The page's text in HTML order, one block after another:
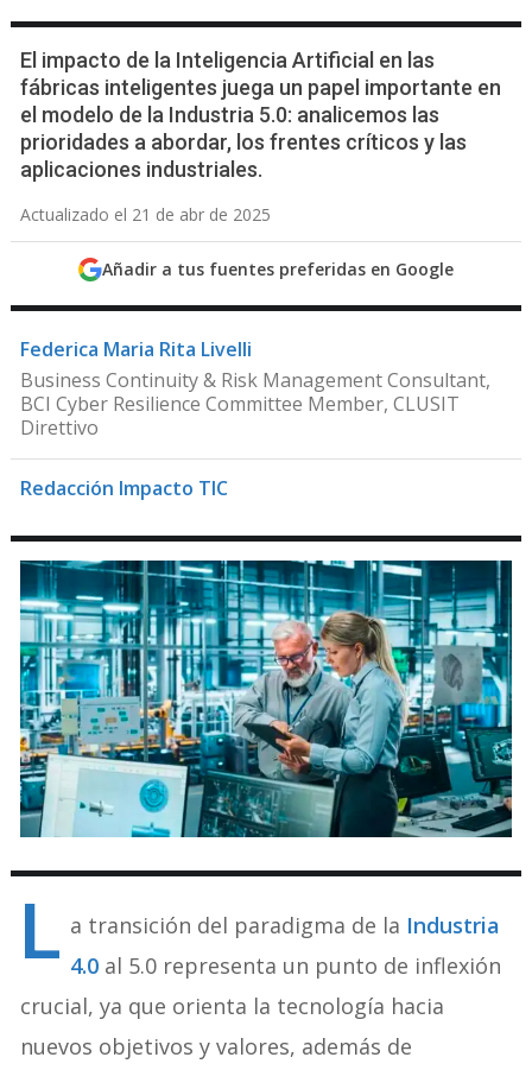
El impacto de la Inteligencia Artificial en las
fábricas inteligentes juega un papel importante en
el modelo de la Industria 5.0: analicemos las
prioridades a abordar, los frentes críticos y las
aplicaciones industriales.
Actualizado el 21 de abr de 2025
Añadir a tus fuentes preferidas en Google
Federica Maria Rita Livelli
Business Continuity & Risk Management Consultant,
BCI Cyber Resilience Committee Member, CLUSIT
Direttivo
Redacción Impacto TIC
L a transición del paradigma de la Industria
4.0 al 5.0 representa un punto de inflexión
crucial, ya que orienta la tecnología hacia
nuevos objetivos y valores, además de